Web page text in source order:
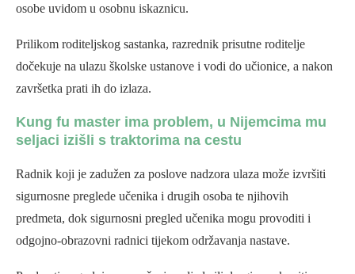
osobe uvidom u osobnu iskaznicu.
Prilikom roditeljskog sastanka, razrednik prisutne roditelje
dočekuje na ulazu školske ustanove i vodi do učionice, a nakon
završetka prati ih do izlaza.
Kung fu master ima problem, u Nijemcima mu
seljaci izišli s traktorima na cestu
Radnik koji je zadužen za poslove nadzora ulaza može izvršiti
sigurnosne preglede učenika i drugih osoba te njihovih
predmeta, dok sigurnosni pregled učenika mogu provoditi i
odgojno-obrazovni radnici tijekom održavanja nastave.